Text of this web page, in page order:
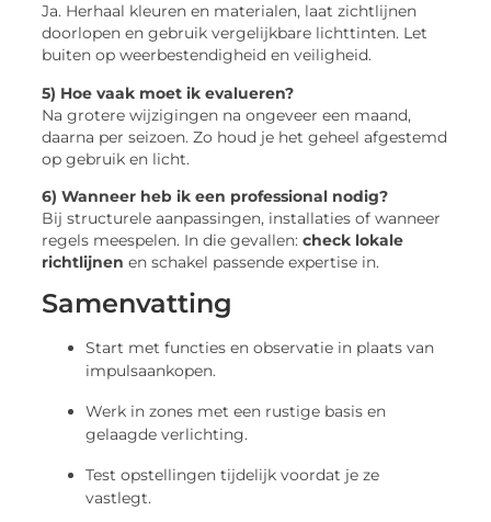
Ja. Herhaal kleuren en materialen, laat zichtlijnen
doorlopen en gebruik vergelijkbare lichttinten. Let
buiten op weerbestendigheid en veiligheid.
5) Hoe vaak moet ik evalueren?
Na grotere wijzigingen na ongeveer een maand,
daarna per seizoen. Zo houd je het geheel afgestemd
op gebruik en licht.
6) Wanneer heb ik een professional nodig?
Bij structurele aanpassingen, installaties of wanneer
regels meespelen. In die gevallen:check lokale
richtlijnen en schakel passende expertise in.
Samenvatting
Start met functies en observatie in plaats van
impulsaankopen.
Werk in zones met een rustige basis en
gelaagde verlichting.
Test opstellingen tijdelijk voordat je ze
vastlegt.